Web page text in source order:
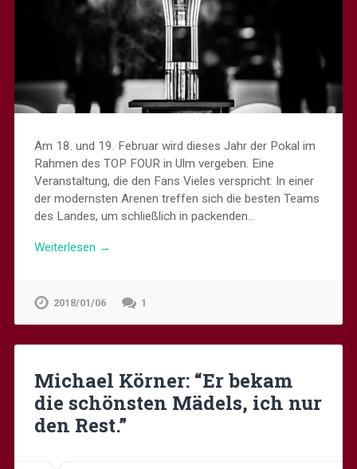
Am 18. und 19. Februar wird dieses Jahr der Pokal im
Rahmen des TOP FOUR in Ulm vergeben. Eine
Veranstaltung, die den Fans Vieles verspricht: In einer
der modernsten Arenen treffen sich die besten Teams
des Landes, um schließlich in packenden…
Weiterlesen →
2018/01/06 1
Michael Körner: “Er bekam
die schönsten Mädels, ich nur
den Rest.”